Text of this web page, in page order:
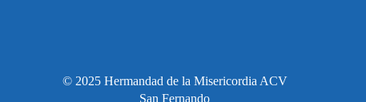
© 2025 Hermandad de la Misericordia ACV
San Fernando